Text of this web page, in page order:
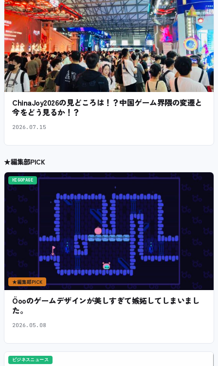
ChinaJoy2026の見どころは！？中国ゲーム界隈の変遷と
今をどう見るか！？
2026.07.15
★編集部PICK
HIGOPAGE
★編集部PICK
Öooのゲームデザインが美しすぎて嫉妬してしまいまし
た。
2026.05.08
ビジネスニュース